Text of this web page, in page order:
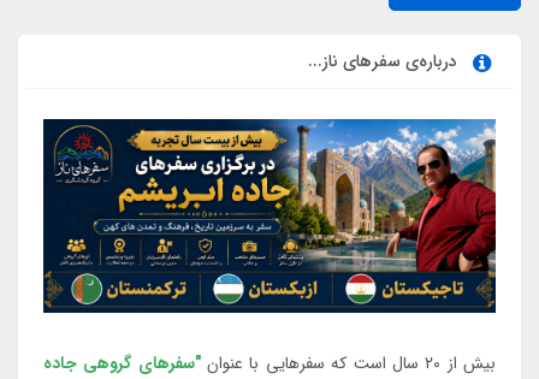
درباره‌ی سفرهای ناز...
بیش از 20 سال است که سفرهایی با عنوان
"سفرهای گروهی جاده